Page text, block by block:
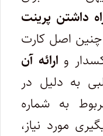
داشتن پرینت
اصل کارت
و ارائه آن
به دلیل در
به شماره
مورد نیاز،